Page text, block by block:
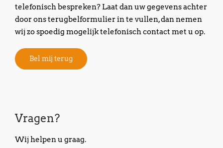
telefonisch bespreken? Laat dan uw gegevens achter
door ons terugbelformulier in te vullen, dan nemen
wij zo spoedig mogelijk telefonisch contact met u op.
Bel mij terug
Vragen?
Wij helpen u graag.